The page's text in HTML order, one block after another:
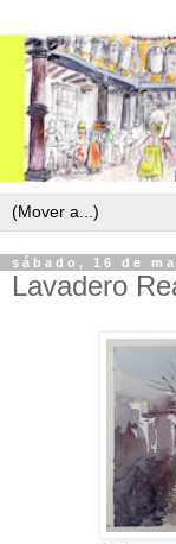
sábado, 16 de
Lavadero